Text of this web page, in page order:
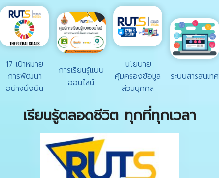
17 เป้าหมาย
การพัฒนา
อย่างยั่งยืน
การเรียนรู้แบบ
ออนไลน์
นโยบาย
คุ้มครองข้อมูล
ส่วนบุคคล
ระบบสารสนเทศ
เรียนรู้ตลอดชีวิต ทุกที่ทุกเวลา